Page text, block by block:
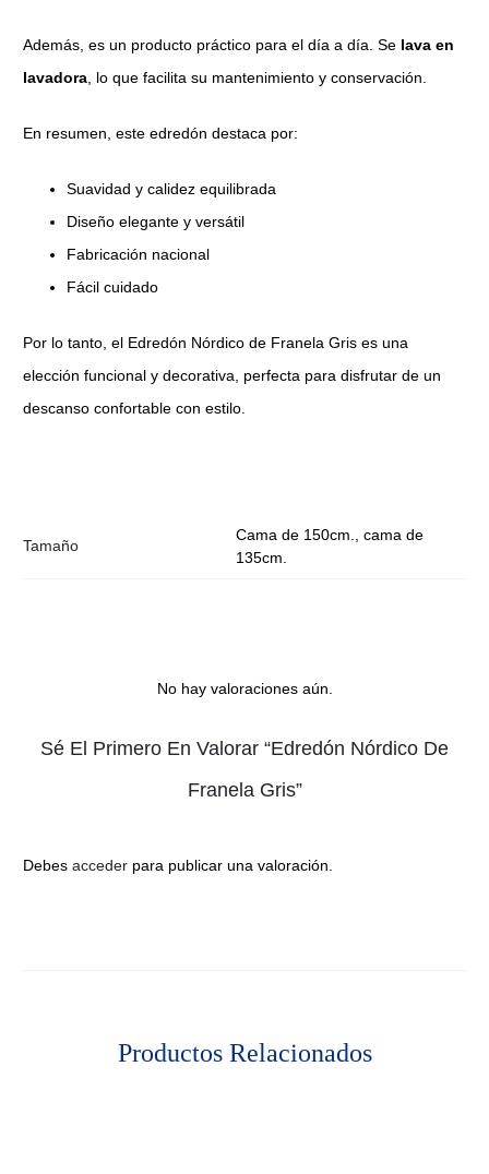
Además, es un producto práctico para el día a día. Se lava en
lavadora , lo que facilita su mantenimiento y conservación.
En resumen, este edredón destaca por:
Suavidad y calidez equilibrada
Diseño elegante y versátil
Fabricación nacional
Fácil cuidado
Por lo tanto, el Edredón Nórdico de Franela Gris es una
elección funcional y decorativa, perfecta para disfrutar de un
descanso confortable con estilo.
Tamaño
Cama de 150cm., cama de
135cm.
V
O
No hay valoraciones aún.
Sé El Primero En Valorar “Edredón Nórdico De
Franela Gris”
Debes acceder para publicar una valoración.
Productos Relacionados